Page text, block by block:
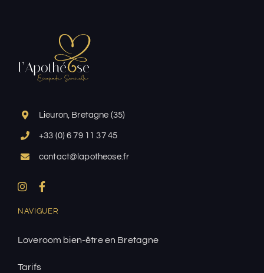
Lieuron, Bretagne (35)
+33 (0) 6 79 11 37 45
contact@lapotheose.fr
NAVIGUER
Loveroom bien-être en Bretagne
Tarifs